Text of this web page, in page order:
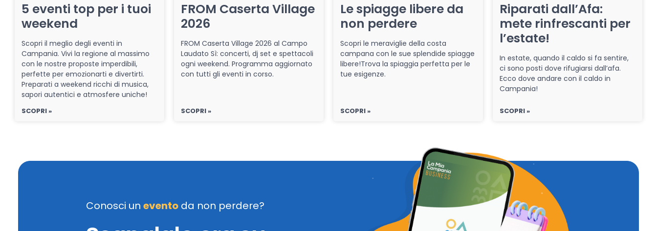
5 eventi top per i tuoi
weekend
Scopri il meglio degli eventi in
Campania. Vivi la regione al massimo
con le nostre proposte imperdibili,
perfette per emozionarti e divertirti.
Preparati a weekend ricchi di musica,
sapori autentici e atmosfere uniche!
SCOPRI »
FROM Caserta Village
2026
FROM Caserta Village 2026 al Campo
Laudato Sì: concerti, dj set e spettacoli
ogni weekend. Programma aggiornato
con tutti gli eventi in corso.
SCOPRI »
Le spiagge libere da
non perdere
Scopri le meraviglie della costa
campana con le sue splendide spiagge
libere!Trova la spiaggia perfetta per le
tue esigenze.
SCOPRI »
Riparati dall’Afa:
mete rinfrescanti per
l’estate!
In estate, quando il caldo si fa sentire,
ci sono posti dove rifugiarsi dall’afa.
Ecco dove andare con il caldo in
Campania!
SCOPRI »
Conosci un evento da non perdere?